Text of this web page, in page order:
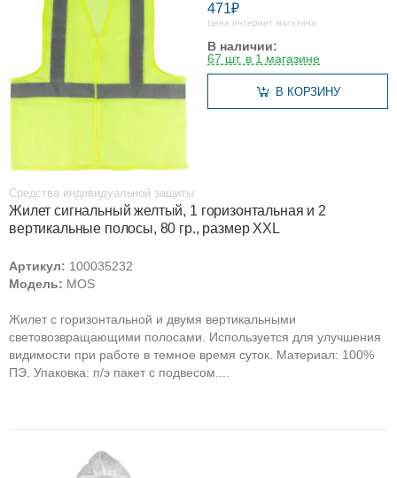
471₽
Цена интернет магазина
В наличии:
67 шт. в 1 магазине
В КОРЗИНУ
Средства индивидуальной защиты
Жилет сигнальный желтый, 1 горизонтальная и 2
вертикальные полосы, 80 гр., размер XXL
Артикул: 100035232
Модель: MOS
Жилет с горизонтальной и двумя вертикальными
световозвращающими полосами. Используется для улучшения
видимости при работе в темное время суток. Материал: 100%
ПЭ. Упаковка: п/э пакет с подвесом....